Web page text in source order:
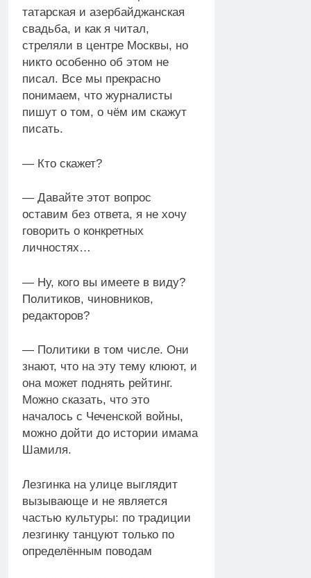
татарская и азербайджанская
свадьба, и как я читал,
стреляли в центре Москвы, но
никто особенно об этом не
писал. Все мы прекрасно
понимаем, что журналисты
пишут о том, о чём им скажут
писать.
— Кто скажет?
— Давайте этот вопрос
оставим без ответа, я не хочу
говорить о конкретных
личностях…
— Ну, кого вы имеете в виду?
Политиков, чиновников,
редакторов?
— Политики в том числе. Они
знают, что на эту тему клюют, и
она может поднять рейтинг.
Можно сказать, что это
началось с Чеченской войны,
можно дойти до истории имама
Шамиля.
Лезгинка на улице выглядит
вызывающе и не является
частью культуры: по традиции
лезгинку танцуют только по
определённым поводам